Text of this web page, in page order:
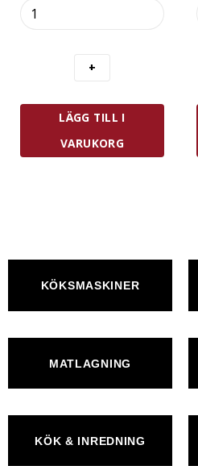
Fresh
Vinförslutare
LÄGG TILL I
VARUKORG
KÖKSMASKINER
MATLAGNING
KÖK & INREDNING